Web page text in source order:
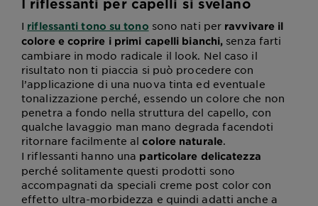
I riflessanti per capelli si svelano
I riflessanti tono su tono sono nati per ravvivare il
colore e coprire i primi capelli bianchi, senza farti
cambiare in modo radicale il look. Nel caso il
risultato non ti piaccia si può procedere con
l’applicazione di una nuova tinta ed eventuale
tonalizzazione perché, essendo un colore che non
penetra a fondo nella struttura del capello, con
qualche lavaggio man mano degrada facendoti
ritornare facilmente alcolore naturale.
I riflessanti hanno una particolare delicatezza
perché solitamente questi prodotti sono
accompagnati da speciali creme post color con
effetto ultra-morbidezza e quindi adatti anche a